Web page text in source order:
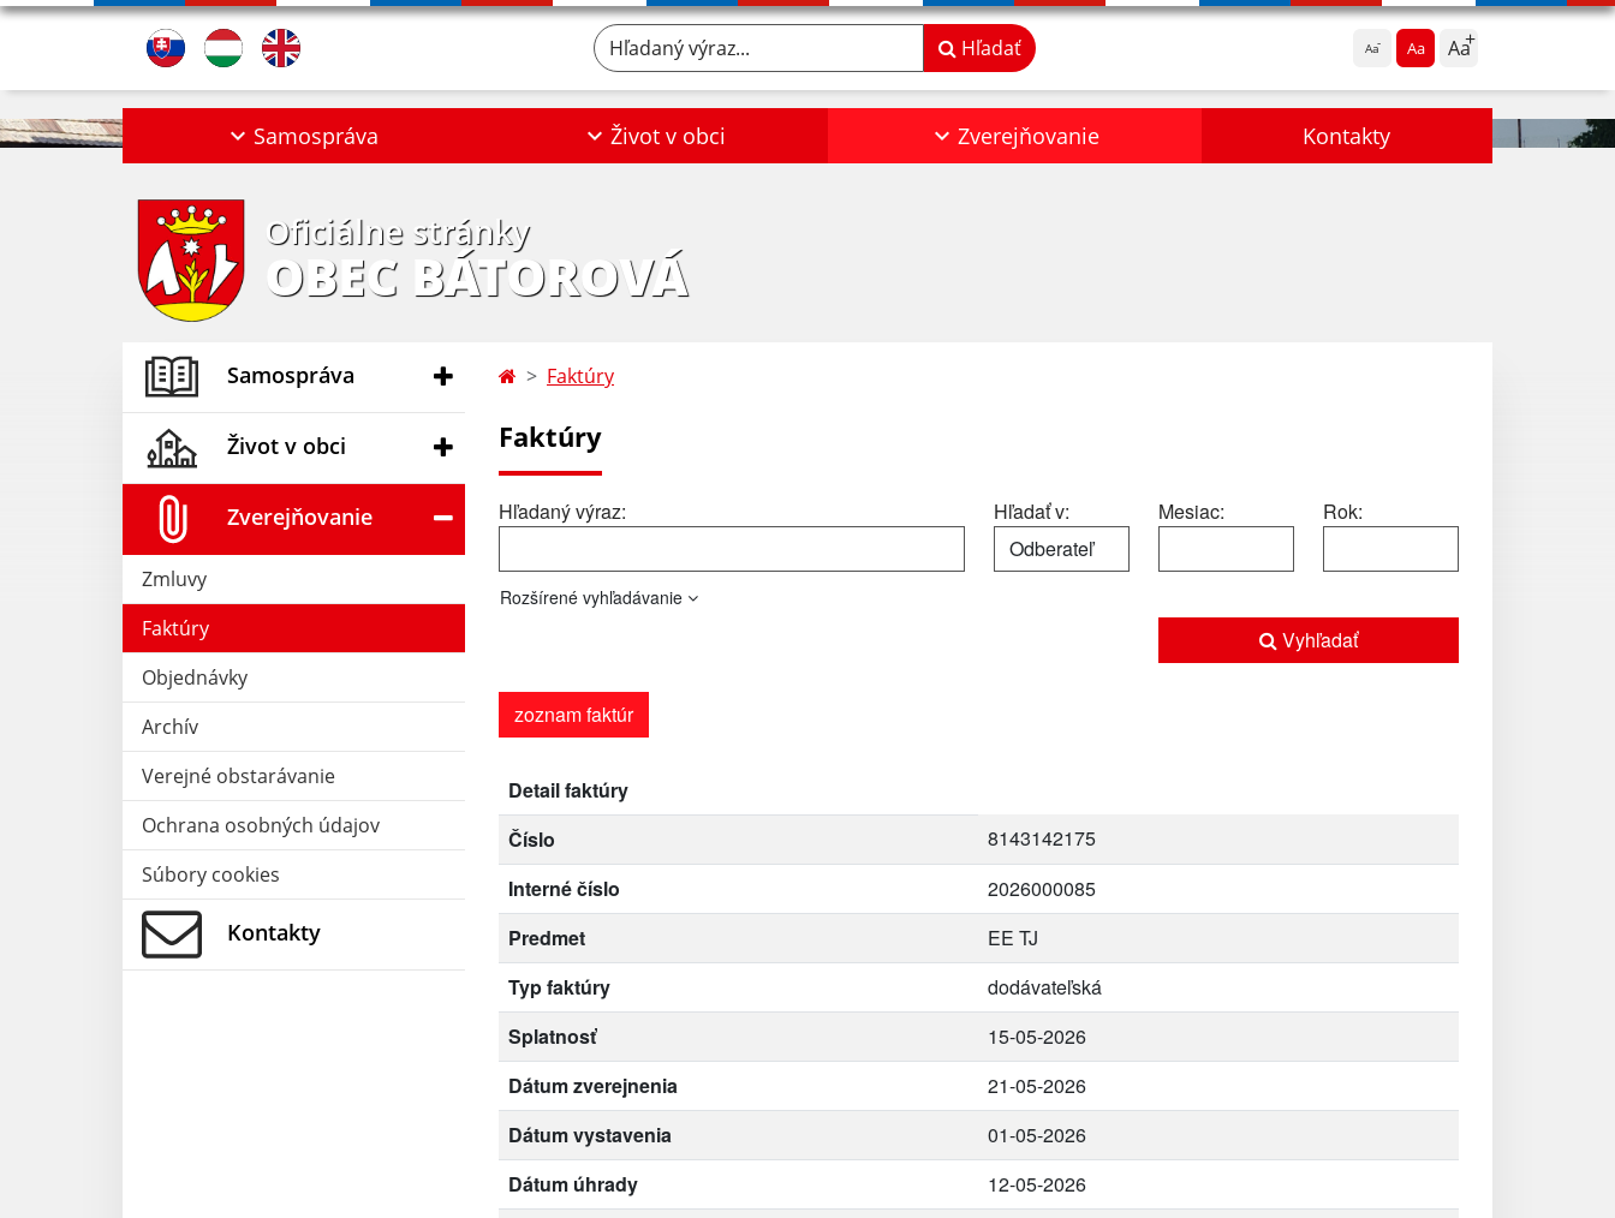
Aa Aa Aa
Hľadaný výraz... Hľadať
Samospráva Život v obci Zverejňovanie Kontakty
Oficiálne stránky
OBEC BÁTOROVÁ
Samospráva
Život v obci
Zverejňovanie
Zmluvy
Faktúry
Objednávky
Archív
Verejné obstarávanie
Ochrana osobných údajov
Súbory cookies
Kontakty
Faktúry
Faktúry
Hľadaný výraz: Hľadať v: Mesiac: Rok:
Rozšírené vyhľadávanie
Vyhľadať
zoznam faktúr
Detail faktúry
Číslo
8143142175
Interné číslo
2026000085
Predmet
EE TJ
Typ faktúry
dodávateľská
Splatnosť
15-05-2026
Dátum zverejnenia
21-05-2026
Dátum vystavenia
01-05-2026
Dátum úhrady
12-05-2026